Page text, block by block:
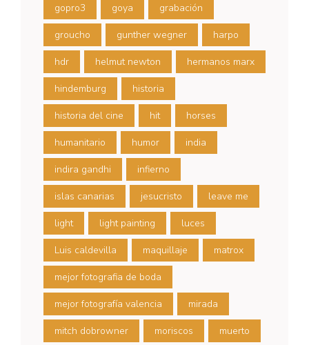
gopro3 goya grabación
groucho gunther wegner harpo
hdr helmut newton hermanos marx
hindemburg historia
historia del cine hit horses
humanitario humor india
indira gandhi infierno
islas canarias jesucristo leave me
light light painting luces
Luis caldevilla maquillaje matrox
mejor fotografia de boda
mejor fotografía valencia mirada
mitch dobrowner moriscos muerto